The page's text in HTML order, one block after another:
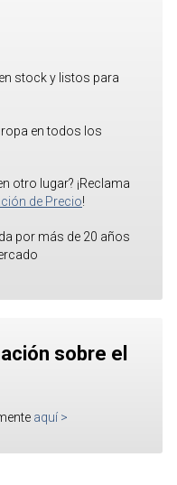
stock y listos para
en todos los
otro lugar? ¡Reclama
de Precio!
por más de 20 años
sobre el
aquí >